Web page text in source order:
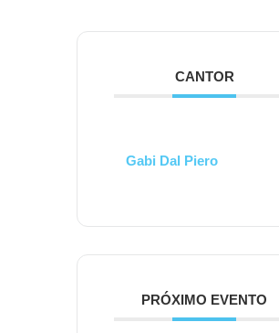
CANTOR
Gabi Dal Piero
PRÓXIMO EVENTO